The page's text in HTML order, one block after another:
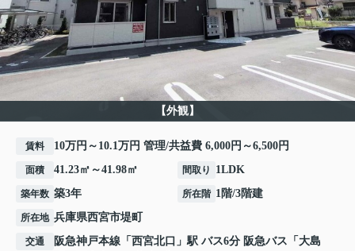
【外観】
賃料 10万円～10.1万円 管理/共益費 6,000円～6,500円
面積 41.23㎡～41.98㎡ 間取り 1LDK
築年数 築3年 所在階 1階/3階建
所在地 兵庫県西宮市堤町
交通 阪急神戸本線 「 西宮北口 」駅 バス6分 阪急バス「大島